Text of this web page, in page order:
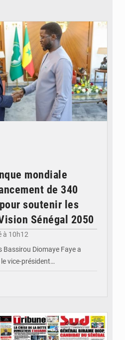
mondiale
de 340
soutenir les
Sénégal 2050
à 10h12
Bassirou Diomaye Faye a
vice-président…